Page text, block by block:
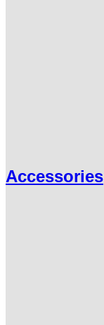
Accessories